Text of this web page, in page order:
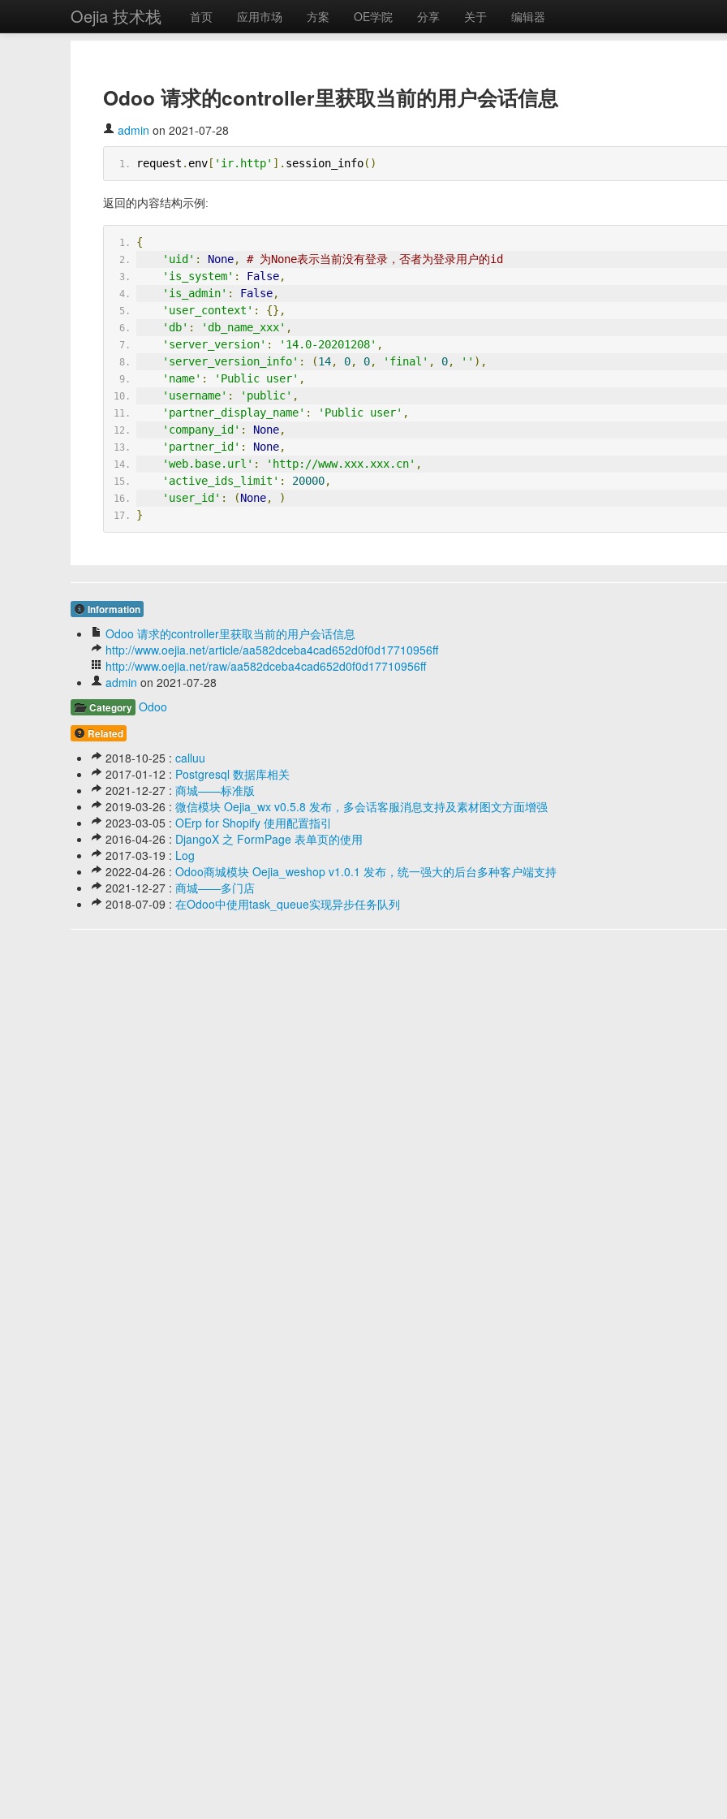
Oejia 技术栈 首页 应用市场 方案 OE学院 分享 关于 编辑器
Odoo 请求的controller里获取当前的用户会话信息
admin on 2021-07-28
request . env[ 'ir.http' ]. session_info()
返回的内容结构示例:
{
'uid' : None,
# 为None表示当前没有登录，否者为登录用户的id
'is_system' : False,
'is_admin' : False,
'user_context' :
{},
'db' : 'db_name_xxx' ,
'server_version' : '14.0-20201208' ,
'server_version_info' : (14, 0, 0, 'final' , 0, '' ),
'name' : 'Public user' ,
'username' : 'public' ,
'partner_display_name' : 'Public user' ,
'company_id' : None,
'partner_id' : None,
'web.base.url' : 'http://www.xxx.xxx.cn' ,
'active_ids_limit' : 20000,
'user_id' : (None,
)
}
Information
Odoo 请求的controller里获取当前的用户会话信息
http://www.oejia.net/article/aa582dceba4cad652d0f0d17710956ff
http://www.oejia.net/raw/aa582dceba4cad652d0f0d17710956ff
admin on 2021-07-28
Category Odoo
Related
2018-10-25 : calluu
2017-01-12 : Postgresql 数据库相关
2021-12-27 : 商城——标准版
2019-03-26 : 微信模块 Oejia_wx v0.5.8 发布，多会话客服消息支持及素材图文方面增强
2023-03-05 : OErp for Shopify 使用配置指引
2016-04-26 : DjangoX 之 FormPage 表单页的使用
2017-03-19 : Log
2022-04-26 : Odoo商城模块 Oejia_weshop v1.0.1 发布，统一强大的后台多种客户端支持
2021-12-27 : 商城——多门店
2018-07-09 : 在Odoo中使用task_queue实现异步任务队列